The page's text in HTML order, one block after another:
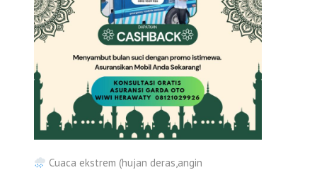
Cuaca ekstrem (hujan deras,angin